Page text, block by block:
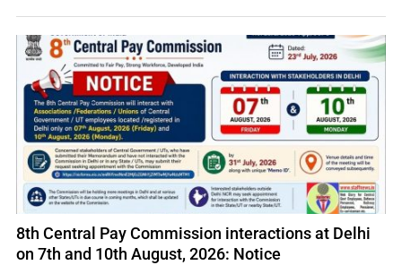
8th Central Pay Commission interactions at Delhi
on 7th and 10th August, 2026: Notice